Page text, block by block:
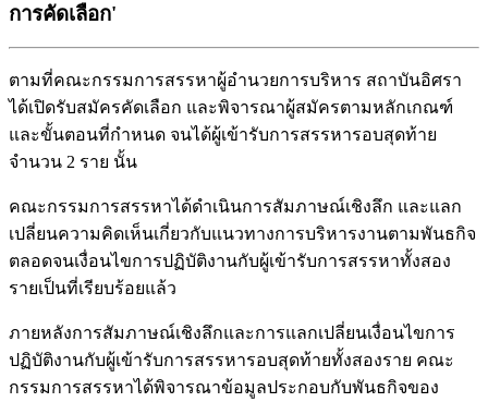
การคัดเลือก'
ตามที่คณะกรรมการสรรหาผู้อำนวยการบริหาร สถาบันอิศรา
ได้เปิดรับสมัครคัดเลือก และพิจารณาผู้สมัครตามหลักเกณฑ์
และขั้นตอนที่กำหนด จนได้ผู้เข้ารับการสรรหารอบสุดท้าย
จำนวน 2 ราย นั้น
คณะกรรมการสรรหาได้ดำเนินการสัมภาษณ์เชิงลึก และแลก
เปลี่ยนความคิดเห็นเกี่ยวกับแนวทางการบริหารงานตามพันธกิจ
ตลอดจนเงื่อนไขการปฏิบัติงานกับผู้เข้ารับการสรรหาทั้งสอง
รายเป็นที่เรียบร้อยแล้ว
ภายหลังการสัมภาษณ์เชิงลึกและการแลกเปลี่ยนเงื่อนไขการ
ปฏิบัติงานกับผู้เข้ารับการสรรหารอบสุดท้ายทั้งสองราย คณะ
กรรมการสรรหาได้พิจารณาข้อมูลประกอบกับพันธกิจของ